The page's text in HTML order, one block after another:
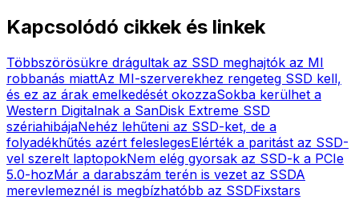
Kapcsolódó cikkek és linkek
Többszörösükre drágultak az SSD meghajtók az MI
robbanás miattAz MI-szerverekhez rengeteg SSD kell,
és ez az árak emelkedését okozzaSokba kerülhet a
Western Digitalnak a SanDisk Extreme SSD
szériahibájaNehéz lehűteni az SSD-ket, de a
folyadékhűtés azért feleslegesElérték a paritást az SSD-
vel szerelt laptopokNem elég gyorsak az SSD-k a PCIe
5.0-hozMár a darabszám terén is vezet az SSDA
merevlemeznél is megbízhatóbb az SSDFixstars